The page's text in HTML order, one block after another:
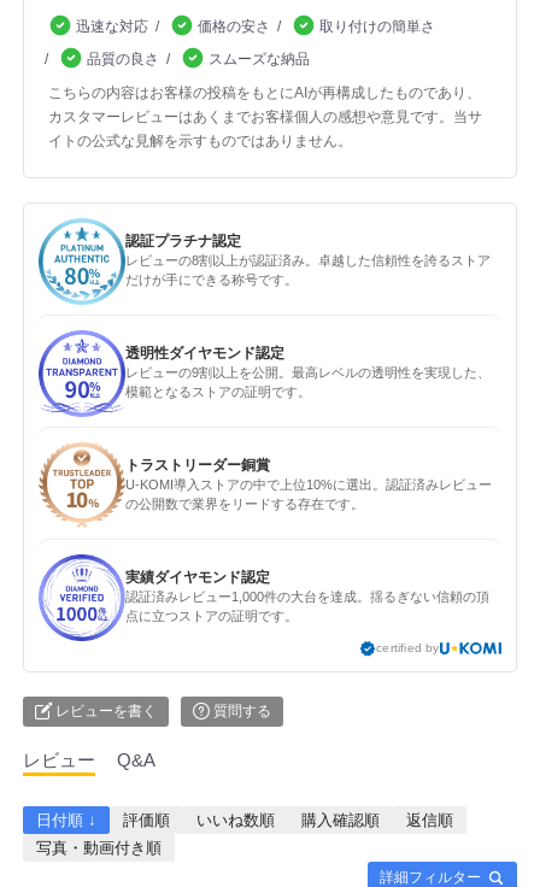
迅速な対応 価格の安さ
取り付けの簡単さ
品質の良さ
スムーズな納品
こちらの内容はお客様の投稿をもとにAIが再構成したものであり、
カスタマーレビューはあくまでお客様個人の感想や意見です。当サ
イトの公式な見解を示すものではありません。
認証プラチナ認定
レビューの8割以上が認証済み。卓越した信頼性を誇るストア
だけが手にできる称号です。
透明性ダイヤモンド認定
レビューの9割以上を公開。最高レベルの透明性を実現した、
模範となるストアの証明です。
トラストリーダー銅賞
U-KOMI導入ストアの中で上位10%に選出。認証済みレビュー
の公開数で業界をリードする存在です。
実績ダイヤモンド認定
認証済みレビュー1,000件の大台を達成。揺るぎない信頼の頂
点に立つストアの証明です。
certified by
レビューを書く 質問する
レビュー Q&A
詳細フィルター
日付順 ↓ 評価順 いいね数順 購入確認順
返信順
写真・動画付き順